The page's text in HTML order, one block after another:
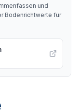
und
Bodenrichtwerte für